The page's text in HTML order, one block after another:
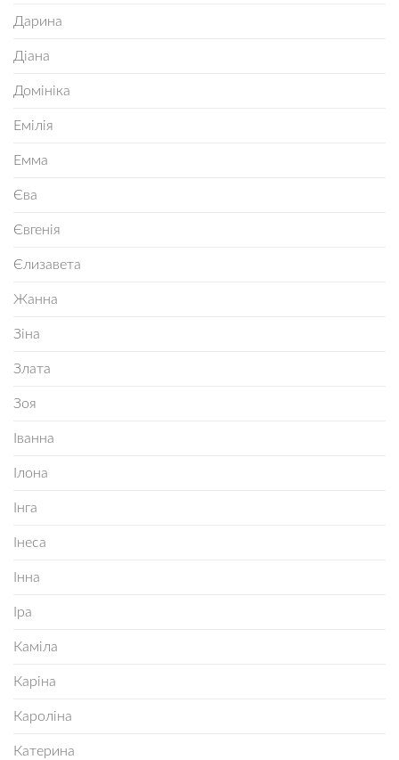
Дарина
Діана
Домініка
Емілія
Емма
Єва
Євгенія
Єлизавета
Жанна
Зіна
Злата
Зоя
Іванна
Ілона
Інга
Інеса
Інна
Іра
Каміла
Каріна
Кароліна
Катерина